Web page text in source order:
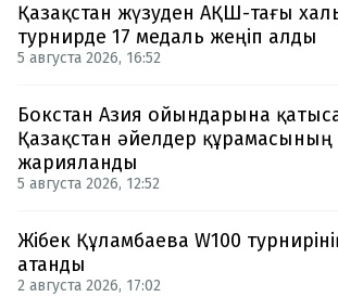
Қазақстан жүзуден АҚШ-тағы
турнирде 17 медаль жеңіп алды
5 августа 2026, 16:52
Бокстан Азия ойындарына
Қазақстан әйелдер құрамасының
жарияланды
5 августа 2026, 12:52
Жібек Құламбаева W100
атанды
2 августа 2026, 17:02